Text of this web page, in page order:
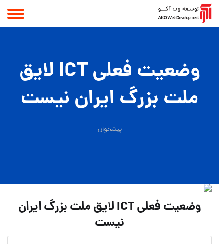
وضعیت فعلی ICT لایق
ملت بزرگ ایران نیست
پیشخوان
وضعیت فعلی ICT لایق ملت بزرگ ایران
نیست